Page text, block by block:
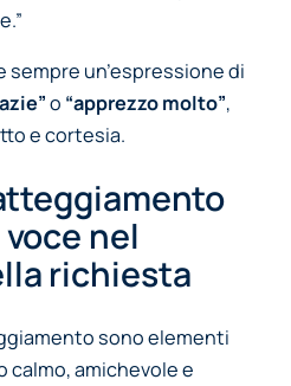
sempre un’espressione di
o “apprezzo molto”,
e cortesia.
nel
richiesta
sono elementi
calmo, amichevole e